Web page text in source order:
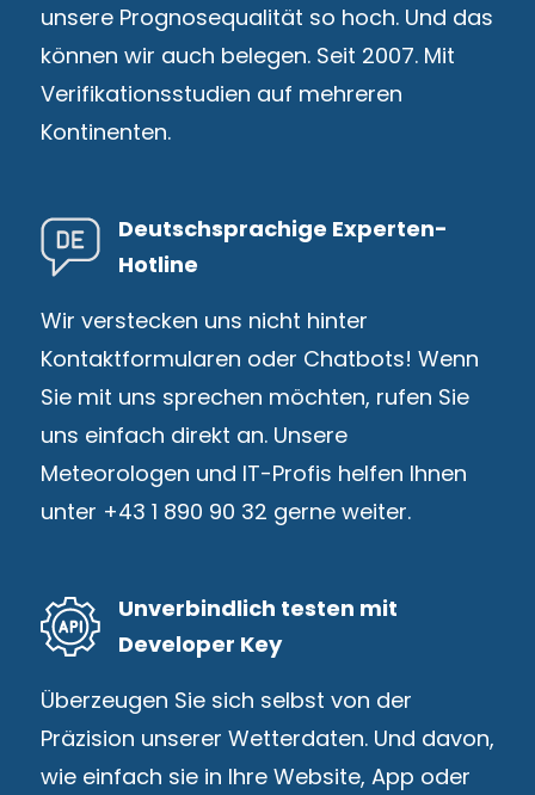
unsere Prognosequalität so hoch. Und das
können wir auch belegen. Seit 2007. Mit
Verifikationsstudien auf mehreren
Kontinenten.
Deutschsprachige Experten-
Hotline
Wir verstecken uns nicht hinter
Kontaktformularen oder Chatbots! Wenn
Sie mit uns sprechen möchten, rufen Sie
uns einfach direkt an. Unsere
Meteorologen und IT-Profis helfen Ihnen
unter +43 1 890 90 32 gerne weiter.
Unverbindlich testen mit
Developer Key
Überzeugen Sie sich selbst von der
Präzision unserer Wetterdaten. Und davon,
wie einfach sie in Ihre Website, App oder